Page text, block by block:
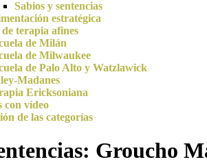
Sabios y sentencias
estratégica
de terapia afines
de Milán
de Milwaukee
de Palo Alto y Watzlawick
Madanes
Ericksoniana
con vídeo
de las categorías
Groucho